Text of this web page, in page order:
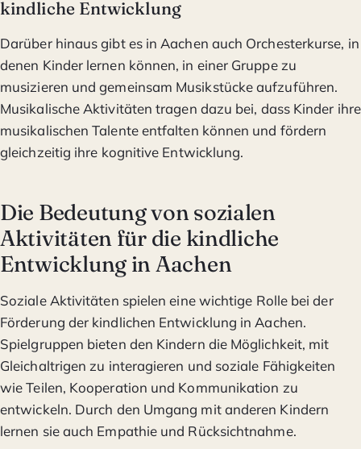
kindliche Entwicklung
Darüber hinaus gibt es in Aachen auch Orchesterkurse, in
denen Kinder lernen können, in einer Gruppe zu
musizieren und gemeinsam Musikstücke aufzuführen.
Musikalische Aktivitäten tragen dazu bei, dass Kinder ihre
musikalischen Talente entfalten können und fördern
gleichzeitig ihre kognitive Entwicklung.
Die Bedeutung von sozialen
Aktivitäten für die kindliche
Entwicklung in Aachen
Soziale Aktivitäten spielen eine wichtige Rolle bei der
Förderung der kindlichen Entwicklung in Aachen.
Spielgruppen bieten den Kindern die Möglichkeit, mit
Gleichaltrigen zu interagieren und soziale Fähigkeiten
wie Teilen, Kooperation und Kommunikation zu
entwickeln. Durch den Umgang mit anderen Kindern
lernen sie auch Empathie und Rücksichtnahme.